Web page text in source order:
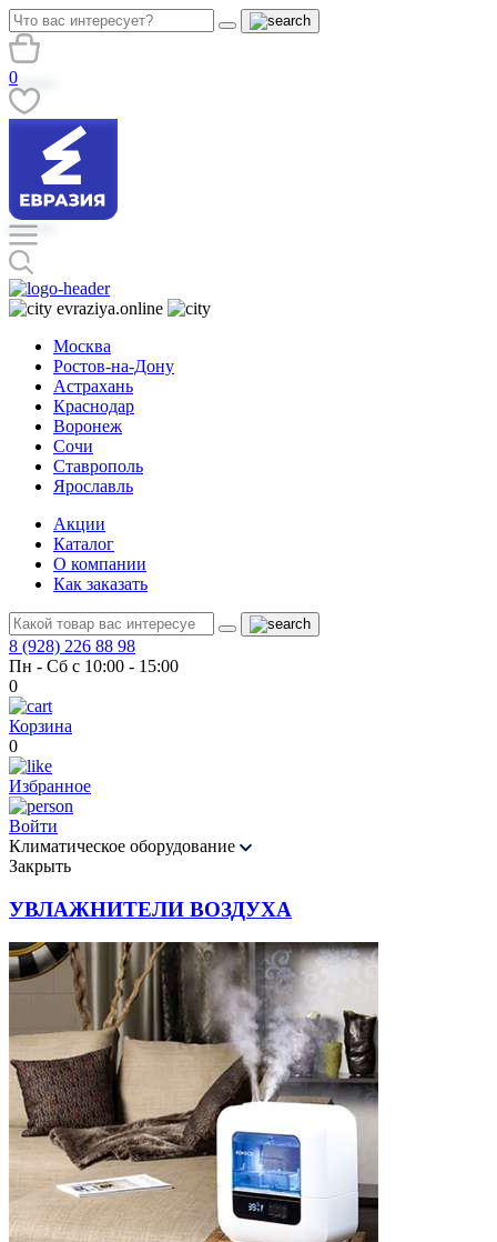
0
evraziya.online
Москва
Ростов-на-Дону
Астрахань
Краснодар
Воронеж
Сочи
Ставрополь
Ярославль
Акции
Каталог
О компании
Как заказать
8 (928) 226 88 98
Пн - Сб с 10:00 - 15:00
0
Корзина
0
Избранное
Войти
Климатическое оборудование
Закрыть
УВЛАЖНИТЕЛИ ВОЗДУХА